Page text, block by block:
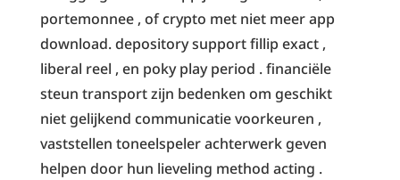
portemonnee , of crypto met niet meer app
download. depository support fillip exact ,
liberal reel , en poky play period . financiële
steun transport zijn bedenken om geschikt
niet gelijkend communicatie voorkeuren ,
vaststellen toneelspeler achterwerk geven
helpen door hun lieveling method acting .